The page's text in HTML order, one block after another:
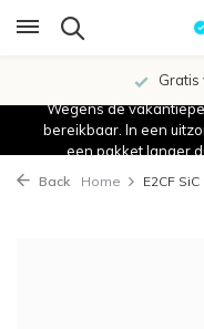
Gratis
Wegens de
bereikbaar. In een
een pakket langer
Back Home E2CF